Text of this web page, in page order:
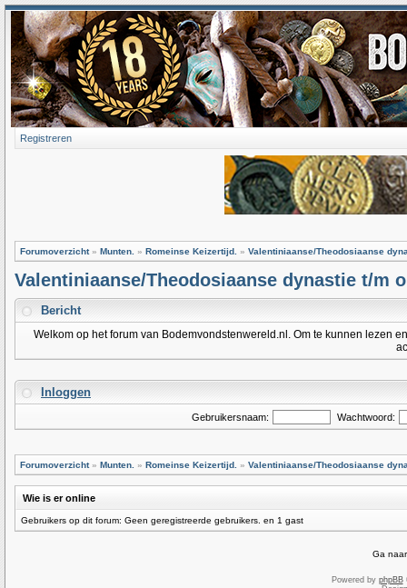
Registreren
Forumoverzicht» Munten. » Romeinse Keizertijd. » Valentiniaanse/Theodosiaanse
Valentiniaanse/Theodosiaanse dynastie t/m
Bericht
Welkom op het forum van Bodemvondstenwereld.nl. Om te kunnen lezen
Inloggen
Gebruikersnaam: Wachtwoord:
Forumoverzicht» Munten. » Romeinse Keizertijd. » Valentiniaanse/Theodosiaanse
Wie is er online
Gebruikers op dit forum: Geen geregistreerde gebruikers. en 1 gast
Ga
Powered by phpBB